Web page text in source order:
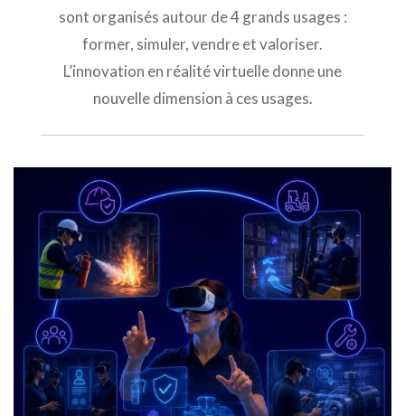
sont organisés autour de 4 grands usages :
former, simuler, vendre et valoriser.
L’innovation en réalité virtuelle donne une
nouvelle dimension à ces usages.